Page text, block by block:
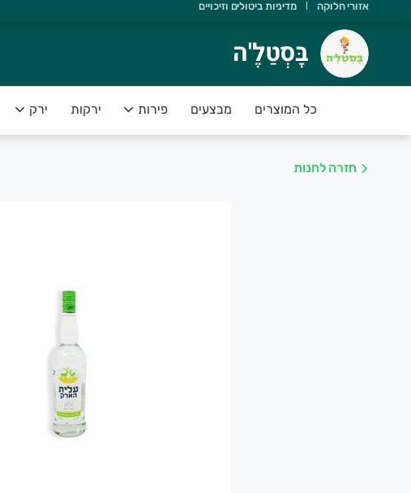
בָּסְטַלֶ'ה
חשוב שתדעו ש:
✅ הפירות והירקות בסטנדרט פרימיום
השירות של בָּסְטַלֶ'ה מספק פיתרון מושלם לקהל לקוחותינו אשר רוצה להנות
אזורי חלוקה מדיניות ביטולים וזיכויים
בָּסְטַלֶ'ה
כל המוצרים מבצעים פירות ירקות ירק
חזרה לחנות